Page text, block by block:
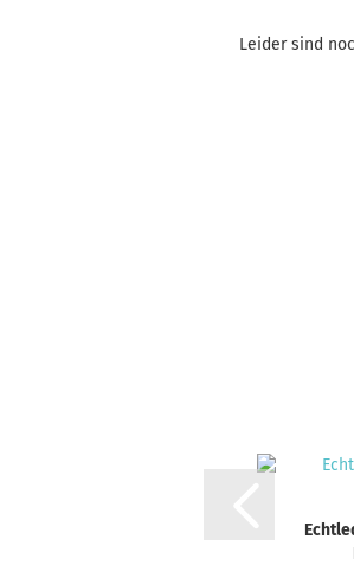
Leider sind